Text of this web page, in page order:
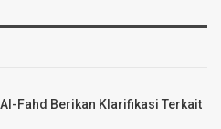
Fahd Berikan Klarifikasi Terkait